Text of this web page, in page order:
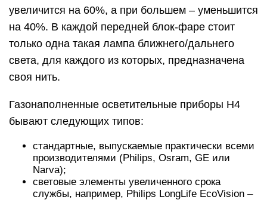
увеличится на 60%, а при большем – уменьшится
на 40%. В каждой передней блок-фаре стоит
только одна такая лампа ближнего/дальнего
света, для каждого из которых, предназначена
своя нить.
Газонаполненные осветительные приборы Н4
бывают следующих типов:
стандартные, выпускаемые практически всеми
производителями (Philips, Osram, GE или
Narva);
световые элементы увеличенного срока
службы, например, Philips LongLife EcoVision –